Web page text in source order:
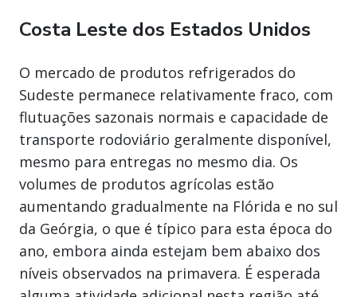
Costa Leste dos Estados Unidos
O mercado de produtos refrigerados do
Sudeste permanece relativamente fraco, com
flutuações sazonais normais e capacidade de
transporte rodoviário geralmente disponível,
mesmo para entregas no mesmo dia. Os
volumes de produtos agrícolas estão
aumentando gradualmente na Flórida e no sul
da Geórgia, o que é típico para esta época do
ano, embora ainda estejam bem abaixo dos
níveis observados na primavera. É esperada